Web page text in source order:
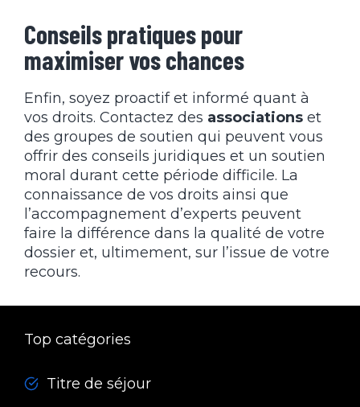
Conseils pratiques pour
maximiser vos chances
Enfin, soyez proactif et informé quant à
vos droits. Contactez des associations et
des groupes de soutien qui peuvent vous
offrir des conseils juridiques et un soutien
moral durant cette période difficile. La
connaissance de vos droits ainsi que
l’accompagnement d’experts peuvent
faire la différence dans la qualité de votre
dossier et, ultimement, sur l’issue de votre
recours.
Top catégories
Titre de séjour